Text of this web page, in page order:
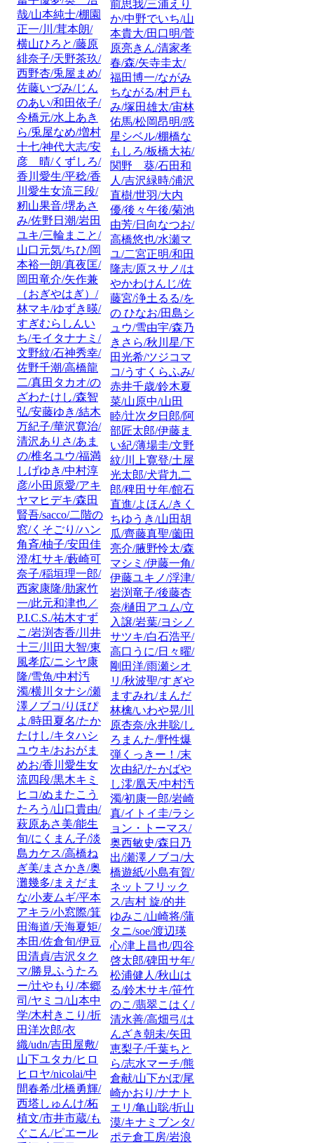
哉/山本純士/棚園
正一/川/茸本朗/
横山ひろと/藤原
緋奈子/天野茶玖/
西野杏/兎屋まめ/
佐藤いづみ/じん
のあい/和田依子/
今橋元/水上あき
ら/兎屋なめ/増村
十七/神代大志/安
彦 晴/くずしろ/
香川愛生/平稔/香
川愛生女流三段/
籾山果音/堺あさ
み/佐野日潮/岩田
ユキ/三輪まこと/
山口元気/ちひ/岡
本裕一朗/真夜匡/
岡田竜介/矢作兼
（おぎやはぎ）/
林マキ/ゆずき暎/
すぎむらしんい
ち/モイタナナミ/
文野紋/石神秀幸/
佐野千潮/高橋龍
二/真田タカオ/の
ざわたけし/森智
弘/安藤ゆき/結木
万紀子/華沢寛治/
清沢ありさ/あま
の/椎名ユウ/福満
しげゆき/中村淳
彦/小田原愛/アキ
ヤマヒデキ/森田
賢吾/sacco/二階の
窓/くそごり/ハン
角斉/柚子/安田佳
澄/杠サキ/藪崎可
奈子/稲垣理一郎/
西家康隆/肋家竹
一/此元和津也／
P.I.C.S./祐木すず
こ/岩渕杏香/川井
十三/川田大智/東
風孝広/ニシヤ康
隆/雪魚/中村汚
濁/横川タナシ/瀬
澤ノブコ/りほぴ
よ/時田夏名/たか
たけし/キタハシ
ユウキ/おおがま
めお/香川愛生女
流四段/黒木キミ
ヒコ/ぬまたこう
たろう/山口貴由/
萩原あさ美/能生
旬/にくまん子/淡
島カケス/高橋ね
ぎ美/まさかき/奥
灘幾多/まえだま
な/小麦ムギ/平本
アキラ/小窓際/箕
田海道/天海夏矩/
本田/佐倉旬/伊豆
田清貞/吉沢タク
マ/勝見ふうたろ
ー/辻やもり/本郷
司/ヤミコ/山本中
学/木村きこり/折
田洋次郎/衣
織/udn/吉田屋敷/
山下ユタカ/ヒロ
ヒロヤ/nicolai/中
間春希/北橋勇輝/
西塔しゅんけ/柘
植文/市井市蔵/も
ぐこん/ピエール
前思我/三浦えり
か/中野でいち/山
本貴大/田口明/菅
原亮きん/清家孝
春/森/矢寺圭太/
福田博一/ながみ
ちながる/村戸も
み/塚田雄太/宙林
佑馬/松岡昂明/惑
星シベル/棚橋な
もしろ/板橋大祐/
関野 葵/石田和
人/吉沢緑時/浦沢
直樹/世羽/大内
優/後々午後/菊池
由芳/日向なつお/
高橋悠也/水瀬マ
ユ/二宮正明/和田
隆志/原スサノ/は
やかわけんじ/佐
藤宮/浄土るる/を
の ひなお/田島シ
ュウ/雪由宇/森乃
きさら/秋川星/下
田光希/ツジコマ
コ/うすくらふみ/
赤井千歳/鈴木夏
菜/山原中/山田
睦/辻次夕日郎/阿
部匠太郎/伊藤ま
い紀/薄場圭/文野
紋/川上寛登/土屋
光太郎/犬背九二
郎/稗田サ年/館石
直進/よほん/きく
ちゆうき/山田胡
瓜/齊藤真聖/薗田
亮介/腋野怜太/森
マシミ/伊藤一角/
伊藤ユキノ/浮津/
岩渕竜子/後藤杏
奈/樋田アユム/立
入譲/岩葉/ヨシノ
サツキ/白石浩平/
高口うに/日々曜/
剛田洋/雨瀬シオ
リ/秋波聖/すぎや
ますみれ/まんだ
林檎/いわや晃/川
原杏奈/永井聡/し
ろまんた/野性爆
弾くっきー！/末
次由紀/たかばや
し澪/凰天/中村汚
濁/初康一郎/岩崎
真/イトイ圭/ラシ
ョン・トーマス/
奥西敏史/森日乃
出/瀬澤ノブコ/大
橋遊紙/小島有賀/
ネットフリック
ス/吉村 旋/的井
ゆみこ/山崎将/蒲
タニ/soe/渡辺瑛
心/津上昌也/四谷
啓太郎/碑田サ年/
松浦健人/秋山は
る/鈴木サキ/笹竹
のこ/翡翠こはく/
清水善/高畑弓/は
んざき朝未/矢田
恵梨子/千葉ちと
ら/志水マーチ/熊
倉献/山下かぼ/尾
崎かおり/ナナト
エリ/亀山聡/折山
漠/キナミブンタ/
ポテ倉工房/岩浪